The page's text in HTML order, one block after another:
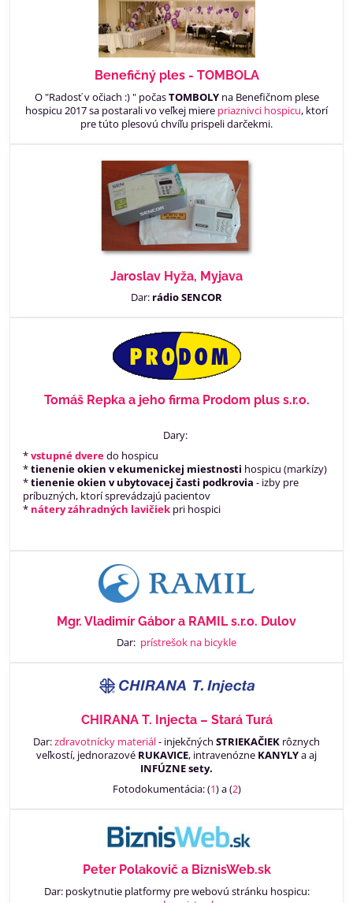
Benefičný ples - TOMBOLA
O "Radosť v očiach :) " počasTOMBOLYna Benefičnom plese
hospicu 2017 sa postarali vo veľkej miere priaznivci hospicu, ktorí
pre túto plesovú chvíľu prispeli darčekmi.
Jaroslav Hyža, Myjava
Dar: rádio SENCOR
Tomáš Repka a jeho firma Prodom plus s.r.o.
Dary:
*vstupné dveredo hospicu
*tienenie okien v ekumenickej miestnosti hospicu (markízy)
*tienenie okien v ubytovacej časti podkrovia - izby pre
príbuzných, ktorí sprevádzajú pacientov
* nátery záhradných lavičiek pri hospici
Mgr. Vladimír Gábor a RAMIL s.r.o. Dulov
Dar: prístrešok na bicykle
CHIRANA T. Injecta – Stará Turá
Dar:zdravotnícky materiál- injekčných STRIEKAČIEK rôznych
veľkostí, jednorazové RUKAVICE, intravenózne KANYLYa aj
INFÚZNE sety.
Fotodokumentácia: (1) a (2)
Peter Polakovič a BiznisWeb.sk
Dar: poskytnutie platformy pre webovú stránku hospicu: